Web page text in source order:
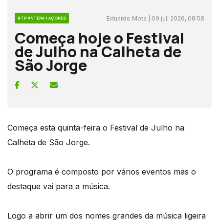
RTP ANTENA 1 AÇORES Eduardo Mota | 09 jul, 2026, 08:58
Começa hoje o Festival
de Julho na Calheta de
São Jorge
Começa esta quinta-feira o Festival de Julho na
Calheta de São Jorge.
O programa é composto por vários eventos mas o
destaque vai para a música.
Logo a abrir um dos nomes grandes da música ligeira